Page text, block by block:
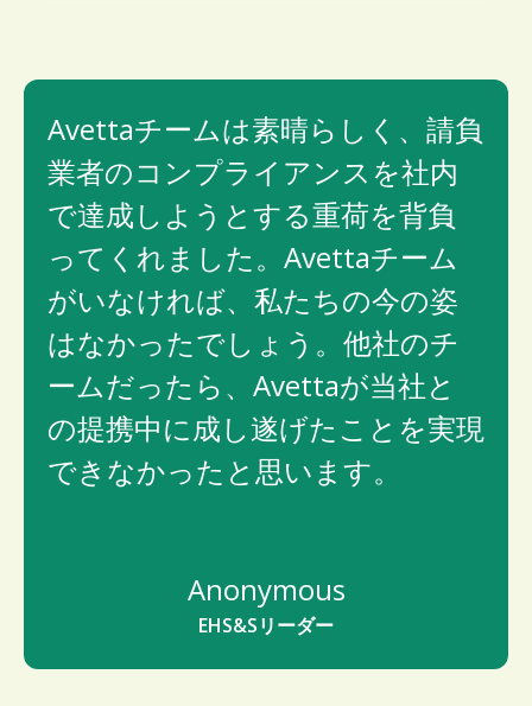
Avettaチームは素晴らしく、請負
業者のコンプライアンスを社内
で達成しようとする重荷を背負
ってくれました。Avettaチーム
がいなければ、私たちの今の姿
はなかったでしょう。他社のチ
ームだったら、Avettaが当社と
の提携中に成し遂げたことを実現
できなかったと思います。
Anonymous
EHS&Sリーダー